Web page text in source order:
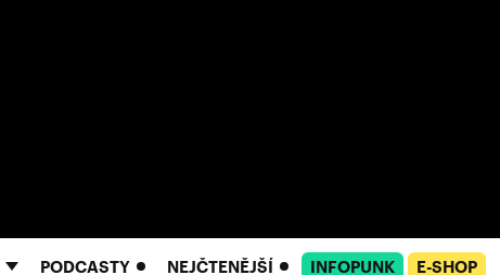
PODCASTY NEJČTENĚJŠÍ INFOPUNK E-SHOP